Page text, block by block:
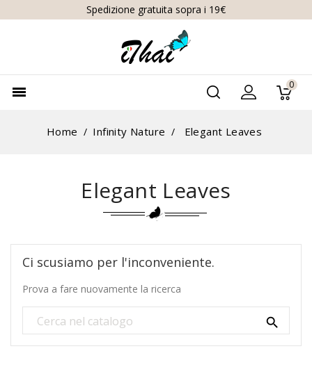
Spedizione gratuita sopra i 19€
 0
Home Infinity Nature Elegant Leaves
Elegant Leaves
Ci scusiamo per l'inconveniente.
Prova a fare nuovamente la ricerca
